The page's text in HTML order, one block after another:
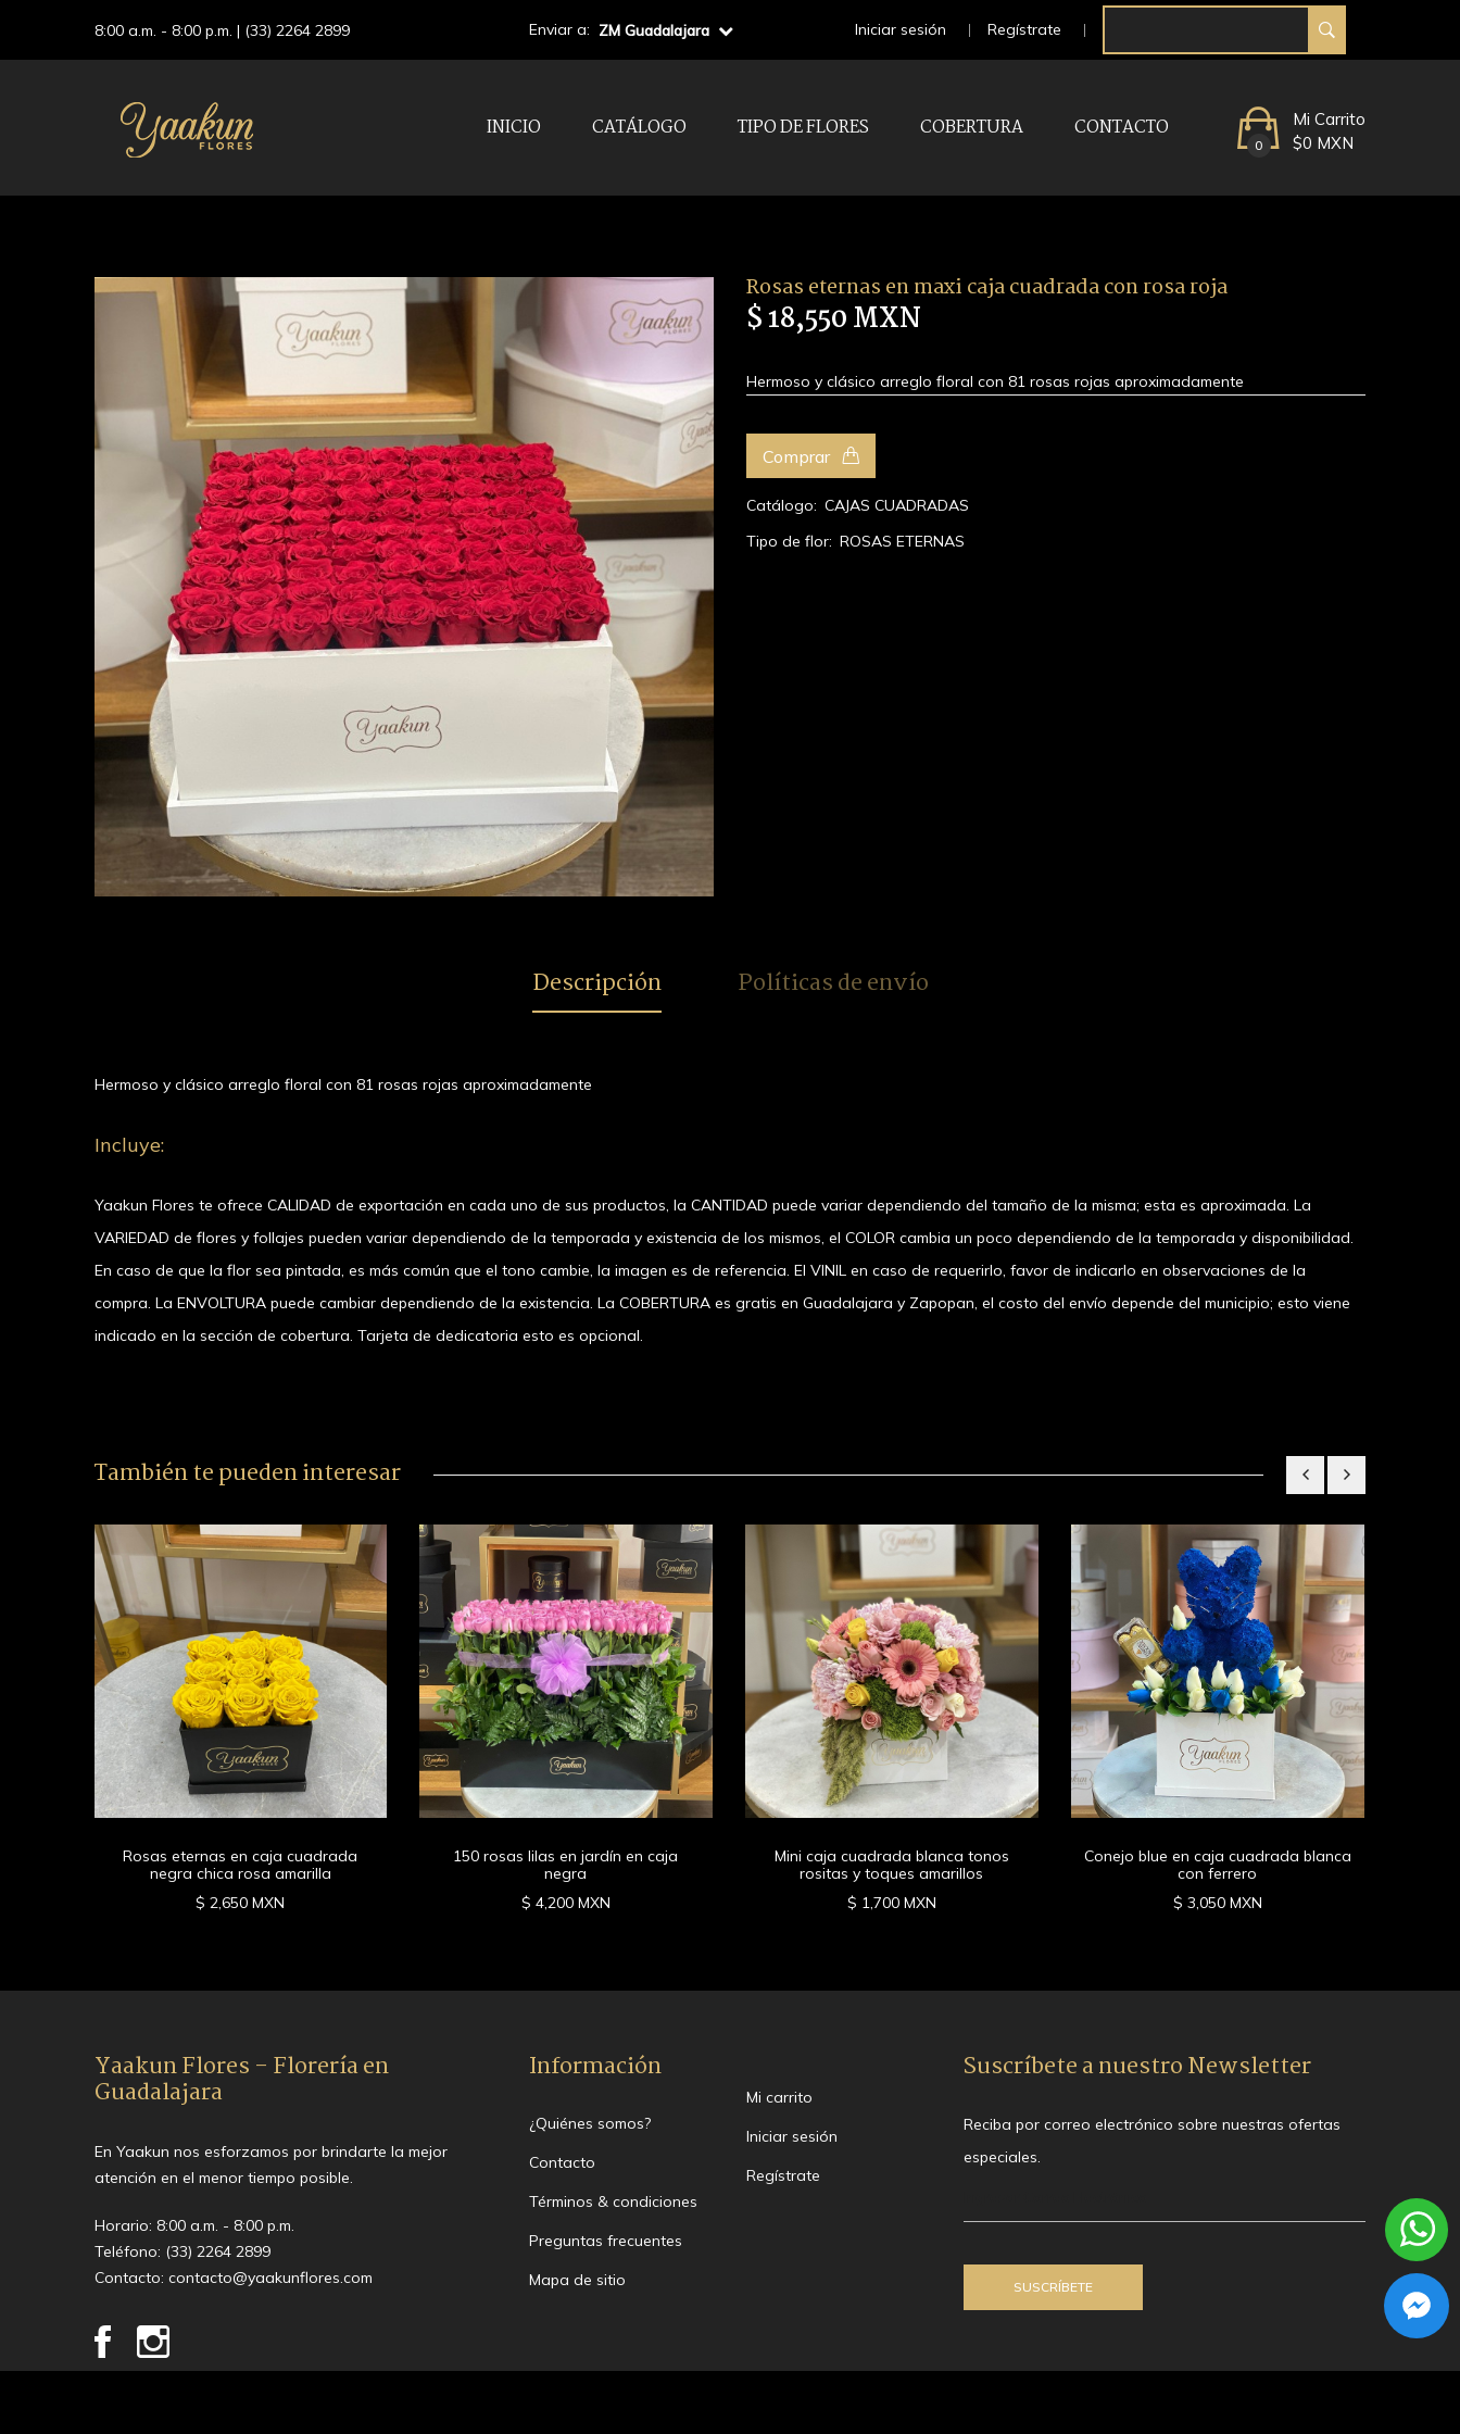
8:00 a.m. - 8:00 p.m. | (33) 2264 2899 Enviar a: ZM Guadalajara Iniciar sesión Regístrate
INICIO CATÁLOGO TIPO DE FLORES COBERTURA CONTACTO
0
Mi Carrito
$0 MXN
Rosas eternas en maxi caja cuadrada con rosa roja
$ 18,550 MXN
Hermoso y clásico arreglo floral con 81 rosas rojas aproximadamente
Comprar
Catálogo: CAJAS CUADRADAS
Tipo de flor: ROSAS ETERNAS
Descripción Políticas de envío
Hermoso y clásico arreglo floral con 81 rosas rojas aproximadamente
Incluye:
Yaakun Flores te ofrece CALIDAD de exportación en cada uno de sus productos, la CANTIDAD puede variar dependiendo del tamaño de la misma; esta es aproximada. La
VARIEDAD de flores y follajes pueden variar dependiendo de la temporada y existencia de los mismos, el COLOR cambia un poco dependiendo de la temporada y disponibilidad.
En caso de que la flor sea pintada, es más común que el tono cambie, la imagen es de referencia. El VINIL en caso de requerirlo, favor de indicarlo en observaciones de la
compra. La ENVOLTURA puede cambiar dependiendo de la existencia. La COBERTURA es gratis en Guadalajara y Zapopan, el costo del envío depende del municipio; esto viene
indicado en la sección de cobertura. Tarjeta de dedicatoria esto es opcional.
También te pueden interesar
Rosas eternas en caja cuadrada
negra chica rosa amarilla
$ 2,650 MXN
150 rosas lilas en jardín en caja
negra
$ 4,200 MXN
Mini caja cuadrada blanca tonos
rositas y toques amarillos
$ 1,700 MXN
Conejo blue en caja cuadrada blanca
con ferrero
$ 3,050 MXN
Yaakun Flores - Florería en
Guadalajara
En Yaakun nos esforzamos por brindarte la mejor
atención en el menor tiempo posible.
Horario: 8:00 a.m. - 8:00 p.m.
Teléfono: (33) 2264 2899
Contacto: contacto@yaakunflores.com
Información
¿Quiénes somos?
Contacto
Términos & condiciones
Preguntas frecuentes
Mapa de sitio
Mi carrito
Iniciar sesión
Regístrate
Suscríbete a nuestro Newsletter
Reciba por correo electrónico sobre nuestras ofertas
especiales.